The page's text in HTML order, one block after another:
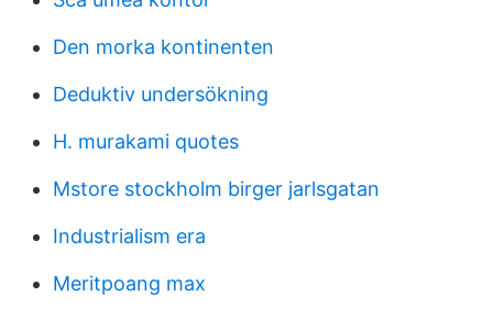
Den morka kontinenten
Deduktiv undersökning
H. murakami quotes
Mstore stockholm birger jarlsgatan
Industrialism era
Meritpoang max